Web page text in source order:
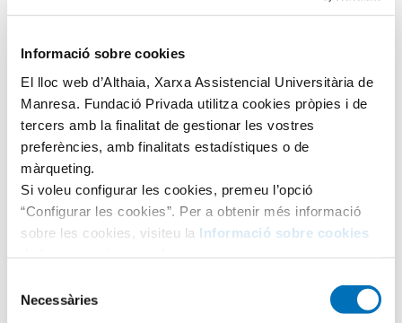
Informació sobre cookies
El lloc web d’Althaia, Xarxa Assistencial Universitària de
Manresa. Fundació Privada utilitza cookies pròpies i de
tercers amb la finalitat de gestionar les vostres
preferències, amb finalitats estadístiques o de
màrqueting.
Si voleu configurar les cookies, premeu l’opció
“Configurar les cookies”. Per a obtenir més informació
sobre les cookies, visiteu la Informació sobre cookies
Necessàries
Busqueu dins el blog
Search
for